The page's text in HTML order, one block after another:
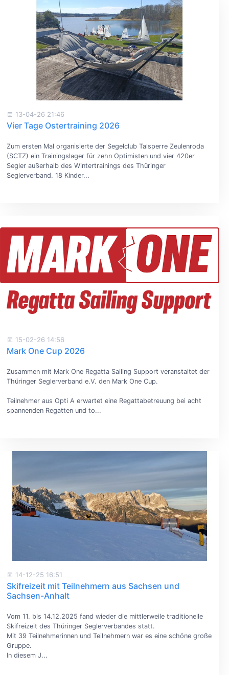
13-04-26 21:46
Vier Tage Ostertraining 2026
Zum ersten Mal organisierte der Segelclub Talsperre Zeulenroda
(SCTZ) ein Trainingslager für zehn Optimisten und vier 420er
Segler außerhalb des Wintertrainings des Thüringer
Seglerverband. 18 Kinder...
15-02-26 14:56
Mark One Cup 2026
Zusammen mit Mark One Regatta Sailing Support veranstaltet der
Thüringer Seglerverband e.V. den Mark One Cup.
Teilnehmer aus Opti A erwartet eine Regattabetreuung bei acht
spannenden Regatten und to...
14-12-25 16:51
Skifreizeit mit Teilnehmern aus Sachsen und
Sachsen-Anhalt
Vom 11. bis 14.12.2025 fand wieder die mittlerweile traditionelle
Skifreizeit des Thüringer Seglerverbandes statt.
Mit 39 Teilnehmerinnen und Teilnehmern war es eine schöne große
Gruppe.
In diesem J...